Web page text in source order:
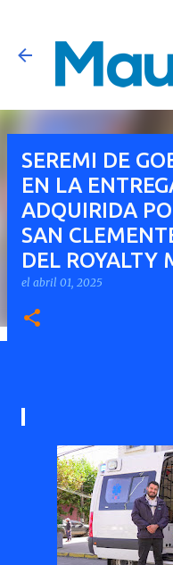
Ir al
SEREMI DE
EN LA
ADQUIRIDA
SAN
DEL ROYALTY
el abril 01, 2025